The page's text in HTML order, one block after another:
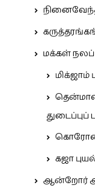
மக்கள்
மிக்ஜாம்
கஜா
ஆன்றோர்